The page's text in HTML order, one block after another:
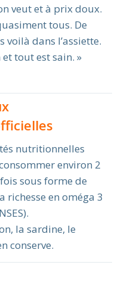
veut et à prix doux.
tous. De
voilà dans l’assiette.
tout est sain. »
nutritionnelles
environ 2
sous forme de
richesse en oméga 3
la sardine, le
conserve.